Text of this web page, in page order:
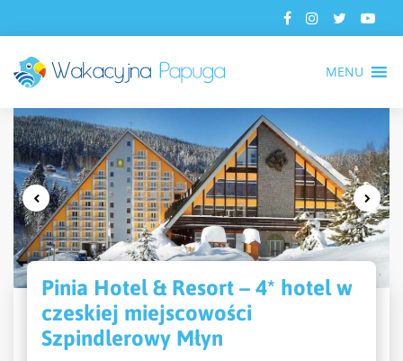
MENU
Pinia Hotel & Resort – 4* hotel w
czeskiej miejscowości
Szpindlerowy Młyn